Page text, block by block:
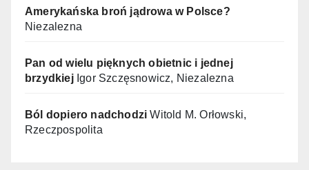
Amerykańska broń jądrowa w Polsce?
Niezalezna
Pan od wielu pięknych obietnic i jednej
brzydkiejIgor Szczęsnowicz, Niezalezna
Ból dopiero nadchodzi Witold M. Orłowski,
Rzeczpospolita